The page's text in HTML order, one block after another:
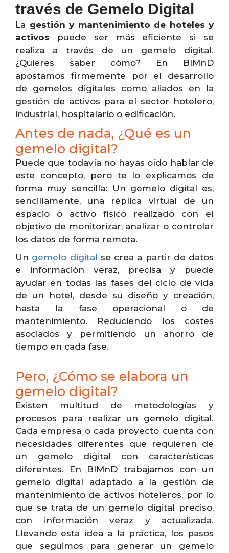
través de Gemelo Digital
La gestión y mantenimiento de hoteles y
activos puede ser más eficiente si se
realiza a través de un gemelo digital.
¿Quieres saber cómo? En BIMnD
apostamos firmemente por el desarrollo
de gemelos digitales como aliados en la
gestión de activos para el sector hotelero,
industrial, hospitalario o edificación.
Antes de nada, ¿Qué es un
gemelo digital?
Puede que todavía no hayas oído hablar de
este concepto, pero te lo explicamos de
forma muy sencilla: Un gemelo digital es,
sencillamente, una réplica virtual de un
espacio o activo físico realizado con el
objetivo de monitorizar, analizar o controlar
los datos de forma remota.
Un gemelo digital se crea a partir de datos
e información veraz, precisa y puede
ayudar en todas las fases del ciclo de vida
de un hotel, desde su diseño y creación,
hasta la fase operacional o de
mantenimiento. Reduciendo los costes
asociados y permitiendo un ahorro de
tiempo en cada fase.
Pero, ¿Cómo se elabora un
gemelo digital?
Existen multitud de metodologías y
procesos para realizar un gemelo digital.
Cada empresa o cada proyecto cuenta con
necesidades diferentes que requieren de
un gemelo digital con características
diferentes. En BIMnD trabajamos con un
gemelo digital adaptado a la gestión de
mantenimiento de activos hoteleros, por lo
que se trata de un gemelo digital preciso,
con información veraz y actualizada.
Llevando esta idea a la práctica, los pasos
que seguimos para generar un gemelo